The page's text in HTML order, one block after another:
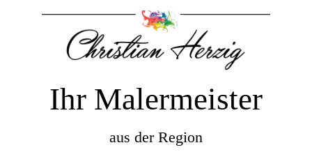
Ihr Malermeister
aus der Region